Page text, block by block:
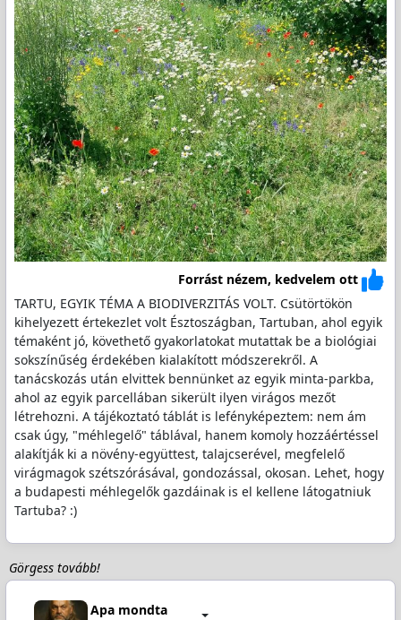
Forrást nézem, kedvelem ott
TARTU, EGYIK TÉMA A BIODIVERZITÁS VOLT. Csütörtökön
kihelyezett értekezlet volt Észtoszágban, Tartuban, ahol egyik
témaként jó, követhető gyakorlatokat mutattak be a biológiai
sokszínűség érdekében kialakított módszerekről. A
tanácskozás után elvittek bennünket az egyik minta-parkba,
ahol az egyik parcellában sikerült ilyen virágos mezőt
létrehozni. A tájékoztató táblát is lefényképeztem: nem ám
csak úgy, "méhlegelő" táblával, hanem komoly hozzáértéssel
alakítják ki a növény-együttest, talajcserével, megfelelő
virágmagok szétszórásával, gondozással, okosan. Lehet, hogy
a budapesti méhlegelők gazdáinak is el kellene látogatniuk
Tartuba? :)
Görgess tovább!
Apa mondta